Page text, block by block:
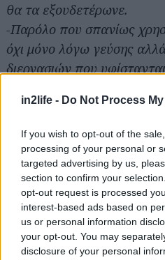
in2life - Do Not Process
If you wish to opt-out of the
processing of your personal or
targeted advertising by us,
section to confirm your
opt-out request is processed
interest-based ads based on
us or personal information
your opt-out. You may
disclosure of your personal
θα τα εξουδετέρωνε.
-Παρόλο που σπανίως
όχι μόνο λόγω γεύσης
διεργασιών που
τοις άλλοις και του
γιατί “ας φάω λίγο
εάν βρίσκεστε σε σχετικά
ένα καλής ποιότητας τυρί
Εμπρός λοιπόν, ας
αποφασιστικότητα, ας
κάποιο αυτομαυριστικό
ξεγελαστούμε, ας